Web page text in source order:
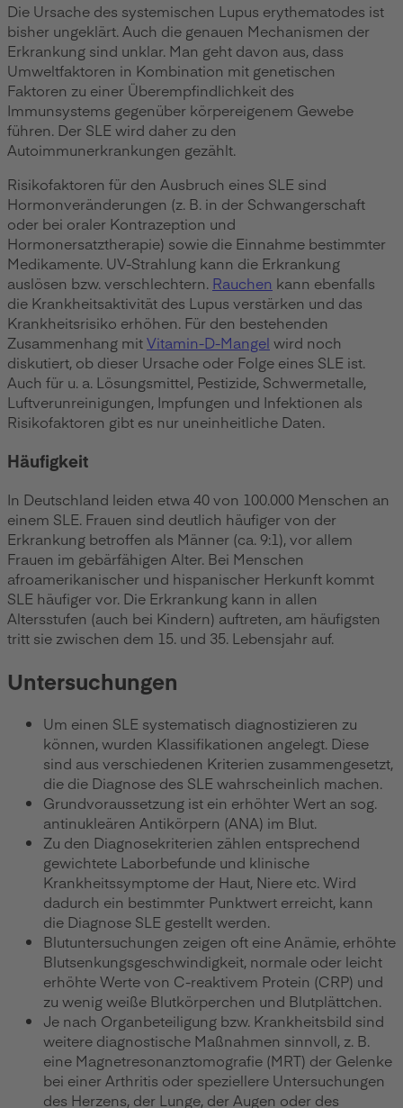
Die Ursache des systemischen Lupus erythematodes ist
bisher ungeklärt. Auch die genauen Mechanismen der
Erkrankung sind unklar. Man geht davon aus, dass
Umweltfaktoren in Kombination mit genetischen
Faktoren zu einer Überempfindlichkeit des
Immunsystems gegenüber körpereigenem Gewebe
führen. Der SLE wird daher zu den
Autoimmunerkrankungen gezählt.
Risikofaktoren für den Ausbruch eines SLE sind
Hormonveränderungen (z. B. in der Schwangerschaft
oder bei oraler Kontrazeption und
Hormonersatztherapie) sowie die Einnahme bestimmter
Medikamente. UV-Strahlung kann die Erkrankung
auslösen bzw. verschlechtern. Rauchen kann ebenfalls
die Krankheitsaktivität des Lupus verstärken und das
Krankheitsrisiko erhöhen. Für den bestehenden
Zusammenhang mitVitamin-D-Mangel wird noch
diskutiert, ob dieser Ursache oder Folge eines SLE ist.
Auch für u. a. Lösungsmittel, Pestizide, Schwermetalle,
Luftverunreinigungen, Impfungen und Infektionen als
Risikofaktoren gibt es nur uneinheitliche Daten.
Häufigkeit
In Deutschland leiden etwa 40 von 100.000 Menschen an
einem SLE. Frauen sind deutlich häufiger von der
Erkrankung betroffen als Männer (ca. 9:1), vor allem
Frauen im gebärfähigen Alter. Bei Menschen
afroamerikanischer und hispanischer Herkunft kommt
SLE häufiger vor. Die Erkrankung kann in allen
Altersstufen (auch bei Kindern) auftreten, am häufigsten
tritt sie zwischen dem 15. und 35. Lebensjahr auf.
Untersuchungen
Um einen SLE systematisch diagnostizieren zu
können, wurden Klassifikationen angelegt. Diese
sind aus verschiedenen Kriterien zusammengesetzt,
die die Diagnose des SLE wahrscheinlich machen.
Grundvoraussetzung ist ein erhöhter Wert an sog.
antinukleären Antikörpern (ANA) im Blut.
Zu den Diagnosekriterien zählen entsprechend
gewichtete Laborbefunde und klinische
Krankheitssymptome der Haut, Niere etc. Wird
dadurch ein bestimmter Punktwert erreicht, kann
die Diagnose SLE gestellt werden.
Blutuntersuchungen zeigen oft eine Anämie, erhöhte
Blutsenkungsgeschwindigkeit, normale oder leicht
erhöhte Werte von C-reaktivem Protein (CRP) und
zu wenig weiße Blutkörperchen und Blutplättchen.
Je nach Organbeteiligung bzw. Krankheitsbild sind
weitere diagnostische Maßnahmen sinnvoll, z. B.
eine Magnetresonanztomografie (MRT) der Gelenke
bei einer Arthritis oder speziellere Untersuchungen
des Herzens, der Lunge, der Augen oder des